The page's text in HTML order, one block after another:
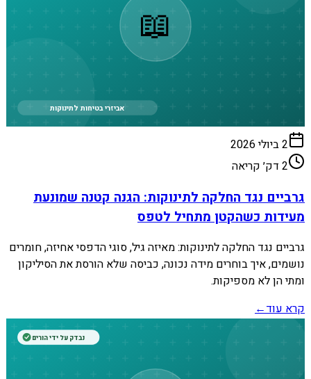
📖
אביזרי בטיחות לתינוקות
2 ביולי 2026
2 דק׳ קריאה
גרביים נגד החלקה לתינוקות: הגנה קטנה שמונעת
מעידות כשהקטן מתחיל לטפס
גרביים נגד החלקה לתינוקות: מאיזה גיל, סוגי הדפסי אחיזה, חומרים
נושמים, איך בוחרים מידה נכונה, כביסה שלא הורסת את הסיליקון
ומתי הן לא מספיקות.
קרא עוד←
נבדק על ידי הורים